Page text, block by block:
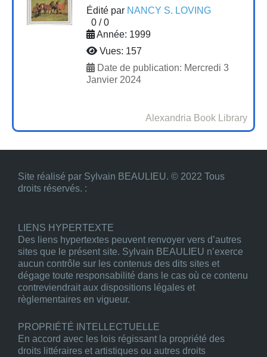
Édité par NANCY S. LOVING
0 /0
Année: 1999
Vues: 157
Date de publication: Mercredi 3
Janvier 2024
Alexandria Book Library
Site réalisé par Sylvain BEAULIEU. © 2022 Tous
droits réservés. :
LIENS HYPERTEXTE
Des liens hypertextes peuvent renvoyer vers d’autres
sites que le présent site. Sylvain BEAULIEU n’exerce
aucun contrôle sur les contenus des dits sites et
dégage toute responsabilité dans le cas où ce contenu
contreviendrait aux dispositions légales et
règlementaires en vigueur.
PROPRIÉTÉ INTELLECTUELLE
En accord avec les lois régissant la propriété des
droits littéraires et artistiques ou autres droits